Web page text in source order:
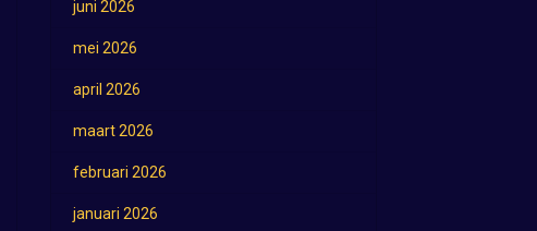
juni 2026
mei 2026
april 2026
maart 2026
februari 2026
januari 2026